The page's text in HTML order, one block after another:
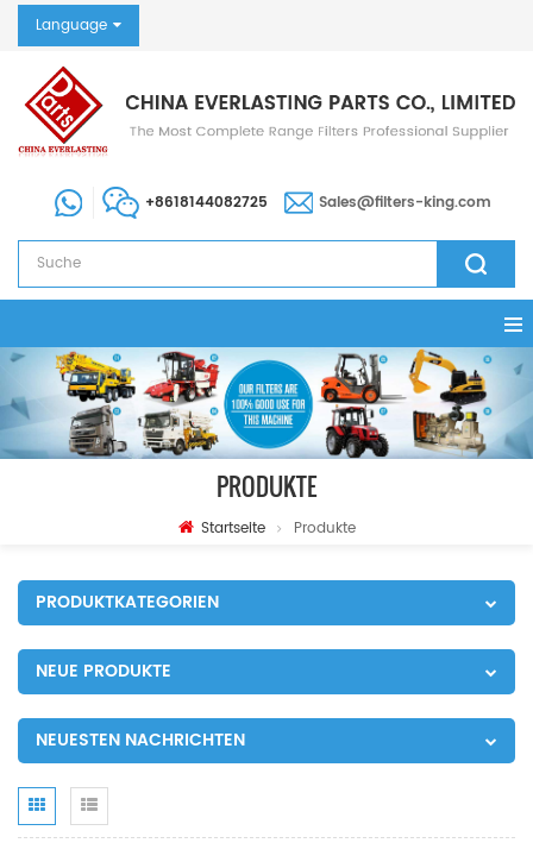
Language
+8618144082725 Sales@filters-king.com
PRODUKTE
Startseite Produkte
PRODUKTKATEGORIEN
NEUE PRODUKTE
NEUESTEN NACHRICHTEN